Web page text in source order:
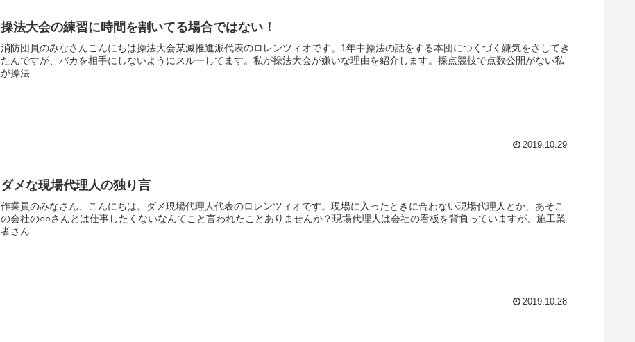
操法大会の練習に時間を割いてる場合ではない！
消防団員のみなさんこんにちは操法大会某滅推進派代表のロレンツィオです。1年中操法の話をする本団につくづく嫌気をさしてき
たんですが、バカを相手にしないようにスルーしてます。私が操法大会が嫌いな理由を紹介します。採点競技で点数公開がない私
が操法...
2019.10.29
ダメな現場代理人の独り言
作業員のみなさん、こんにちは。ダメ現場代理人代表のロレンツィオです。現場に入ったときに合わない現場代理人とか、あそこ
の会社の○○さんとは仕事したくないなんてこと言われたことありませんか？現場代理人は会社の看板を背負っていますが、施工業
者さん...
2019.10.28